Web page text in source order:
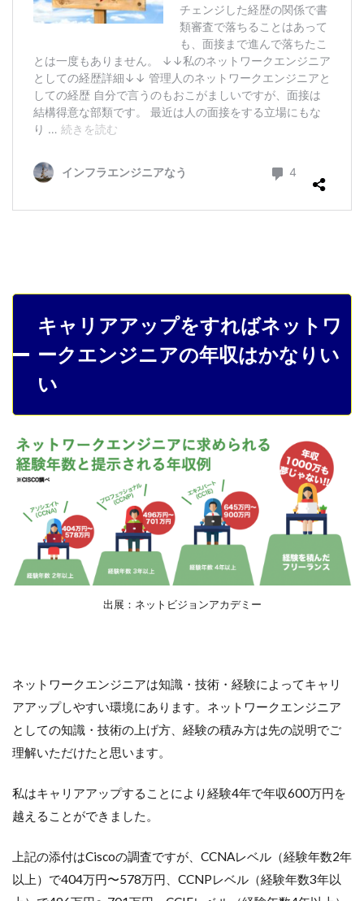
キャリアアップをすればネットワ
ークエンジニアの年収はかなりい
い
出展：ネットビジョンアカデミー
ネットワークエンジニアは知識・技術・経験によってキャリ
アアップしやすい環境にあります。ネットワークエンジニア
としての知識・技術の上げ方、経験の積み方は先の説明でご
理解いただけたと思います。
私はキャリアアップすることにより経験4年で年収600万円を
越えることができました。
上記の添付はCiscoの調査ですが、CCNAレベル（経験年数2年
以上）で404万円〜578万円、CCNPレベル（経験年数3年以